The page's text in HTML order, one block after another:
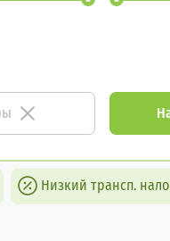
Низкий трансп.